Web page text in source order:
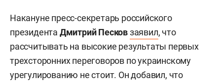
Накануне пресс-секретарь российского
президента Дмитрий Песковзаявил, что
рассчитывать на высокие результаты первых
трехсторонних переговоров по украинскому
урегулированию не стоит. Он добавил, что